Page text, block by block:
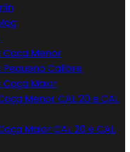
Menor
Calibre
Maior
Menor CAL 20 e CAL
Maior CAL 20 e CAL